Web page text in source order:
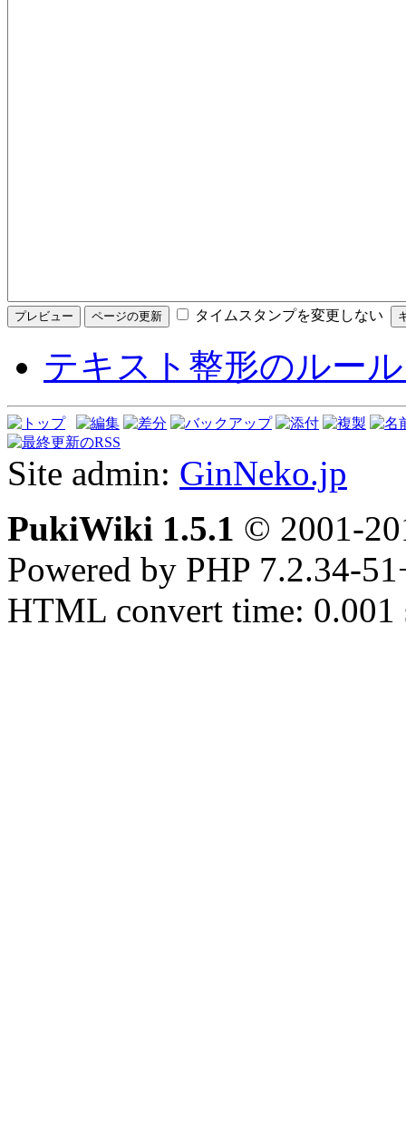
タイムスタンプを変更しない
テキスト整形のルー
Site admin: GinNeko.jp
PukiWiki 1.5.1 © 2001-
Powered by PHP 7.2.34-
HTML convert time: 0.001